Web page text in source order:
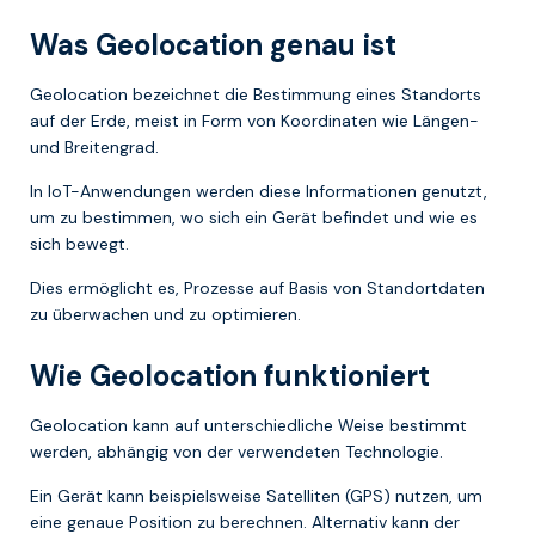
Was Geolocation genau ist
Geolocation bezeichnet die Bestimmung eines Standorts
auf der Erde, meist in Form von Koordinaten wie Längen-
und Breitengrad.
In IoT-Anwendungen werden diese Informationen genutzt,
um zu bestimmen, wo sich ein Gerät befindet und wie es
sich bewegt.
Dies ermöglicht es, Prozesse auf Basis von Standortdaten
zu überwachen und zu optimieren.
Wie Geolocation funktioniert
Geolocation kann auf unterschiedliche Weise bestimmt
werden, abhängig von der verwendeten Technologie.
Ein Gerät kann beispielsweise Satelliten (GPS) nutzen, um
eine genaue Position zu berechnen. Alternativ kann der